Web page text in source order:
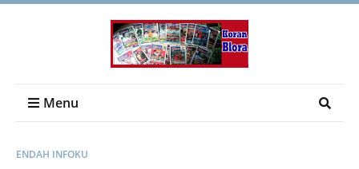
Menu
ENDAH INFOKU